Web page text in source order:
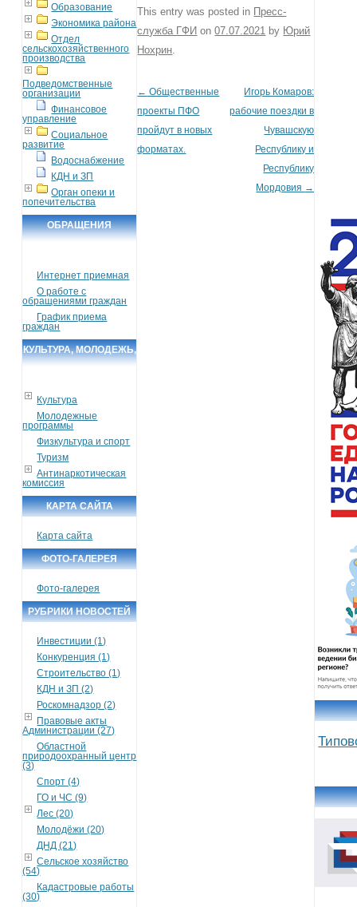
Образование
Экономика района
Отдел
сельскохозяйственного
производства
Подведомственные
организации
Финансовое
управление
Социальное
развитие
Водоснабжение
КДН и ЗП
Орган опеки и
попечительства
ОБРАЩЕНИЯ
Интернет приемная
О работе с
обращениями граждан
График приема
граждан
КУЛЬТУРА, МОЛОДЕЖЬ,
Культура
Молодежные
программы
Физкультура и спорт
Туризм
Антинаркотическая
комиссия
КАРТА САЙТА
Карта сайта
ФОТО-ГАЛЕРЕЯ
Фото-галерея
РУБРИКИ НОВОСТЕЙ
Инвестиции (1)
Конкуренция (1)
Строительство (1)
КДН и ЗП (2)
Роскомнадзор (2)
Правовые акты
Администрации (27)
Областной
природоохранный центр
(3)
Спорт (4)
ГО и ЧС (9)
Лес (20)
Молодёжи (20)
ДНД (21)
Сельское хозяйство
(54)
Кадастровые работы
(30)
This entry was posted in Пресс-
служба ГФИ on07.07.2021 by Юрий
Нохрин.
Post navigation
← Общественные
проекты ПФО
пройдут в новых
форматах.
Игорь Комаров:
рабочие поездки в
Чувашскую
Республику и
Республику
Мордовия →